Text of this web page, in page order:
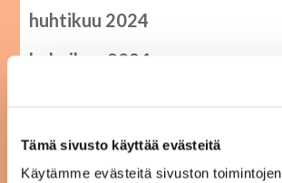
Tämä sivusto käyttää evästeitä
Käytämme evästeitä sivuston toimintojen
huhtikuu 2024
helmikuu 2024
elokuu 2023